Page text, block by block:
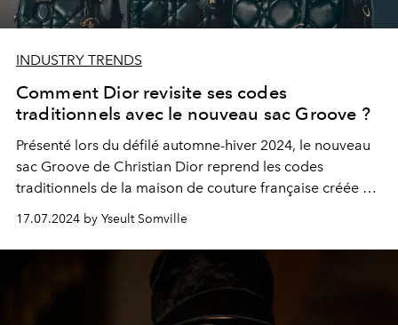
INDUSTRY TRENDS
Comment Dior revisite ses codes
traditionnels avec le nouveau sac Groove ?
Présenté lors du défilé automne-hiver 2024, le nouveau
sac Groove de Christian Dior reprend les codes
traditionnels de la maison de couture française créée en
17.07.2024 by Yseult Somville